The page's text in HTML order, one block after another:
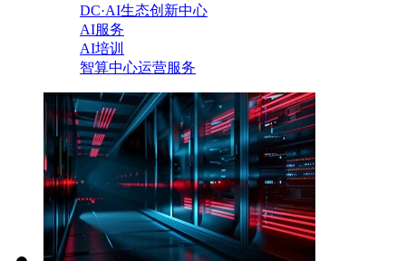
DC·AI生态创新中心
AI服务
AI培训
智算中心运营服务